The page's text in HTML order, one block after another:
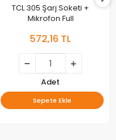
TCL 305 Şarj Soketi +
Mikrofon Full
572,16 TL
Adet
Sepete Ekle